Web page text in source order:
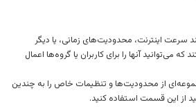
سرعت اینترنت، محدودیت‌های زمانی، یا دیگر
می‌توانید آنها را برای کاربران یا گروه‌ها اعمال
از محدودیت‌ها و تنظیمات خاص را به چندین
از این قسمت استفاده کنید.